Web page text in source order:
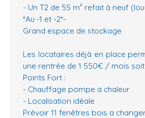
- Un T2 de 55 m² refait à neuf
*Au -1 et -2*-
Grand espace de stockage
Les locataires déjà en place
une rentrée de 1 550€ / mois
Points Fort :
- Chauffage pompe a chaleur
- Localisation idéale
Prévoir 11 fenêtres bois a